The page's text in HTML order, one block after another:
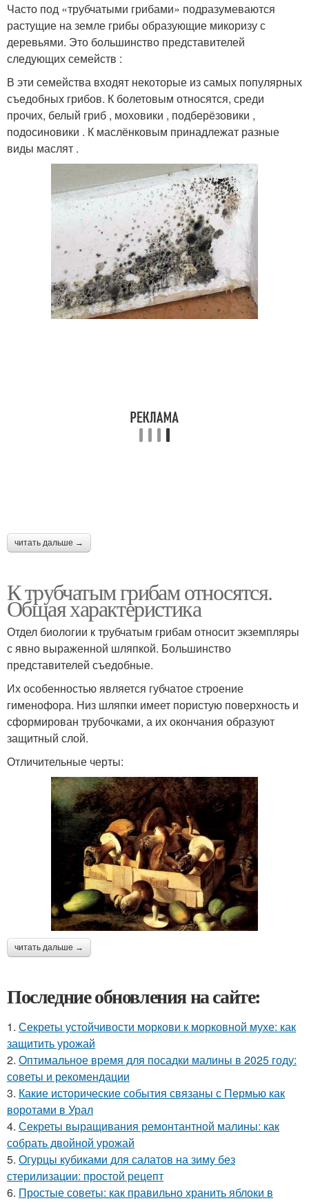
Часто под «трубчатыми грибами» подразумеваются
растущие на земле грибы образующие микоризу с
деревьями. Это большинство представителей
следующих семейств :
В эти семейства входят некоторые из самых популярных
съедобных грибов. К болетовым относятся, среди
прочих, белый гриб , моховики , подберёзовики ,
подосиновики . К маслёнковым принадлежат разные
виды маслят .
читать дальше →
К трубчатым грибам относятся.
Общая характеристика
Отдел биологии к трубчатым грибам относит экземпляры
с явно выраженной шляпкой. Большинство
представителей съедобные.
Их особенностью является губчатое строение
гименофора. Низ шляпки имеет пористую поверхность и
сформирован трубочками, а их окончания образуют
защитный слой.
Отличительные черты:
читать дальше →
Последние обновления на сайте:
1. Секреты устойчивости моркови к морковной мухе: как
защитить урожай
2. Оптимальное время для посадки малины в 2025 году:
советы и рекомендации
3. Какие исторические события связаны с Пермью как
воротами в Урал
4. Секреты выращивания ремонтантной малины: как
собрать двойной урожай
5. Огурцы кубиками для салатов на зиму без
стерилизации: простой рецепт
6. Простые советы: как правильно хранить яблоки в